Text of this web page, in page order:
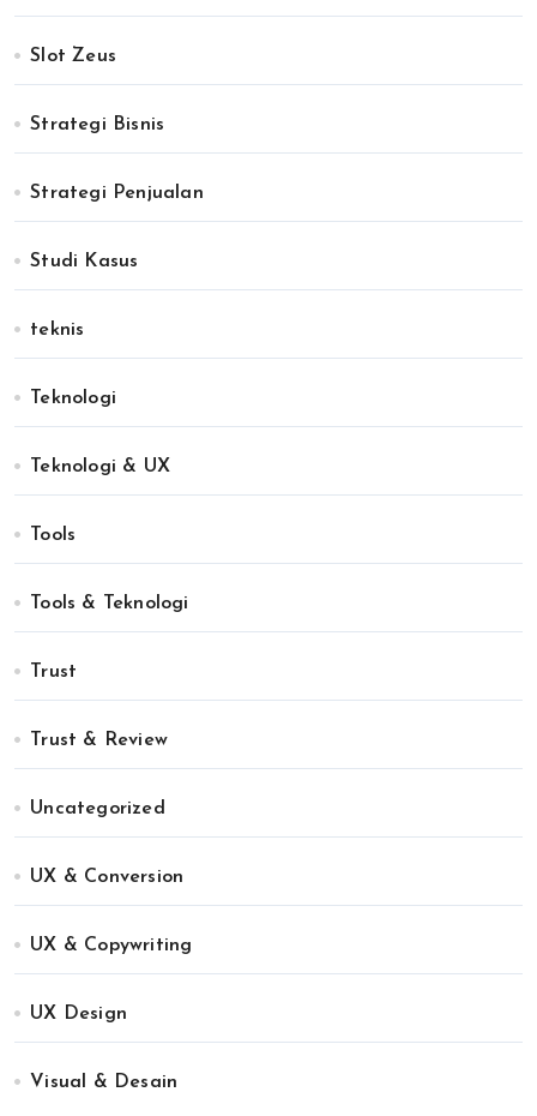
Slot Zeus
Strategi Bisnis
Strategi Penjualan
Studi Kasus
teknis
Teknologi
Teknologi & UX
Tools
Tools & Teknologi
Trust
Trust & Review
Uncategorized
UX & Conversion
UX & Copywriting
UX Design
Visual & Desain